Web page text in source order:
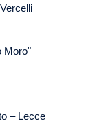
Moro"
– Lecce